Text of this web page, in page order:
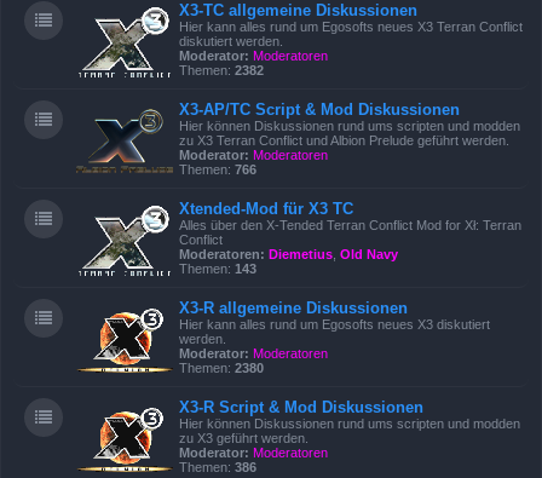
X3-TC allgemeine Diskussionen
Hier kann alles rund um Egosofts neues X3 Terran Conflict
diskutiert werden.
Moderator: Moderatoren
Themen: 2382
X3-AP/TC Script & Mod Diskussionen
Hier können Diskussionen rund ums scripten und modden
zu X3 Terran Conflict und Albion Prelude geführt werden.
Moderator: Moderatoren
Themen: 766
Xtended-Mod für X3 TC
Alles über den X-Tended Terran Conflict Mod for Xł: Terran
Conflict
Moderatoren: Diemetius Old Navy
Themen: 143
X3-R allgemeine Diskussionen
Hier kann alles rund um Egosofts neues X3 diskutiert
werden.
Moderator: Moderatoren
Themen: 2380
X3-R Script & Mod Diskussionen
Hier können Diskussionen rund ums scripten und modden
zu X3 geführt werden.
Moderator: Moderatoren
Themen: 386